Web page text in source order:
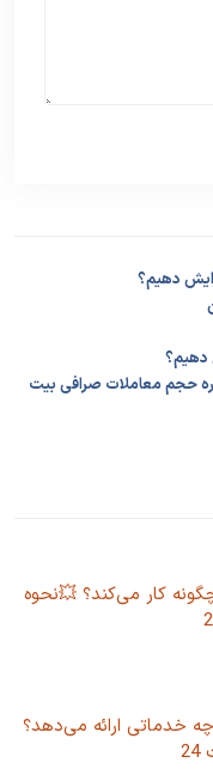
حجم معاملات صرافی بیت
هدیه صرافی بیت 24 چگونه کار می‌کند؟ 💥نحوه
چیست و چه خدماتی ارائه می‌دهد؟